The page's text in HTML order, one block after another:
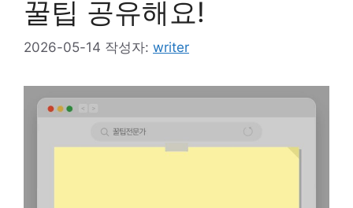
꿀팁 공유해요!
2026-05-14 작성자: writer